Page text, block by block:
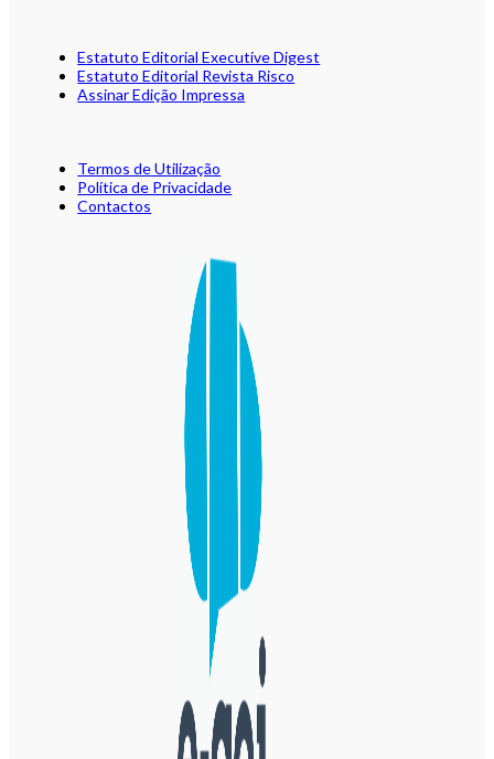
Estatuto Editorial Executive Digest
Estatuto Editorial Revista Risco
Assinar Edição Impressa
Termos de Utilização
Política de Privacidade
Contactos